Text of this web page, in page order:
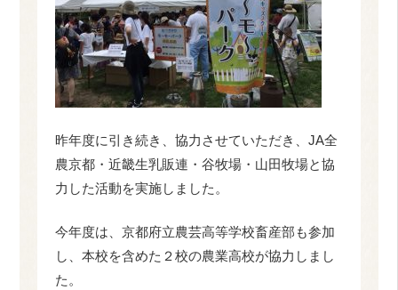
昨年度に引き続き、協力させていただき、JA全
農京都・近畿生乳販連・谷牧場・山田牧場と協
力した活動を実施しました。
今年度は、京都府立農芸高等学校畜産部も参加
し、本校を含めた２校の農業高校が協力しまし
た。